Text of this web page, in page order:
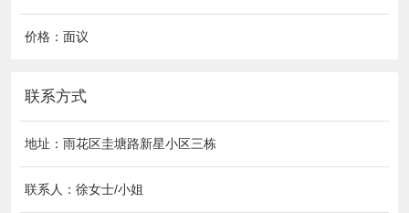
价格：面议
联系方式
地址：雨花区圭塘路新星小区三栋
联系人：徐女士/小姐